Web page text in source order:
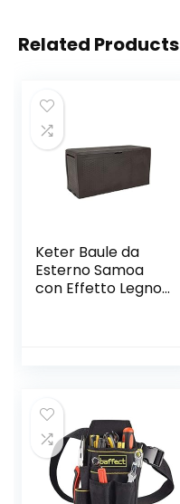
Related Products
Keter Baule da
Esterno Samoa
con Effetto Legno,